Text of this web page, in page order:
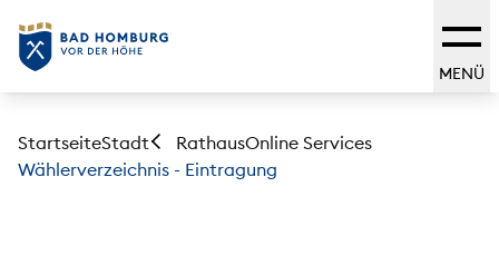
MENÜ
StartseiteStadt RathausOnline Services
Wählerverzeichnis - Eintragung